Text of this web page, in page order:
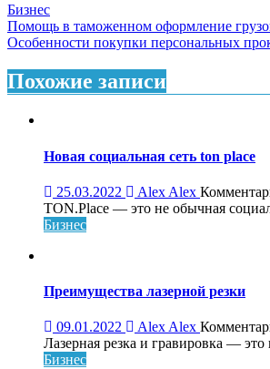
Бизнес
Навигация
по
записям
Помощь в таможенном оформление
Особенности покупки персональных
Похожие записи
Новая социальная сеть ton place
25.03.2022 Alex Alex
TON.Place — это не обычная
Бизнес
Преимущества лазерной резки
09.01.2022 Alex Alex
Лазерная резка и гравировка — это
Бизнес